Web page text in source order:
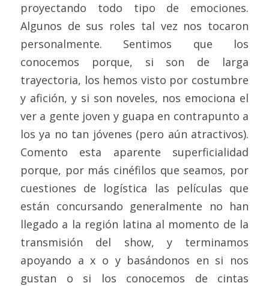
proyectando todo tipo de emociones.
Algunos de sus roles tal vez nos tocaron
personalmente. Sentimos que los
conocemos porque, si son de larga
trayectoria, los hemos visto por costumbre
y afición, y si son noveles, nos emociona el
ver a gente joven y guapa en contrapunto a
los ya no tan jóvenes (pero aún atractivos).
Comento esta aparente superficialidad
porque, por más cinéfilos que seamos, por
cuestiones de logística las películas que
están concursando generalmente no han
llegado a la región latina al momento de la
transmisión del show, y terminamos
apoyando a x o y basándonos en si nos
gustan o si los conocemos de cintas